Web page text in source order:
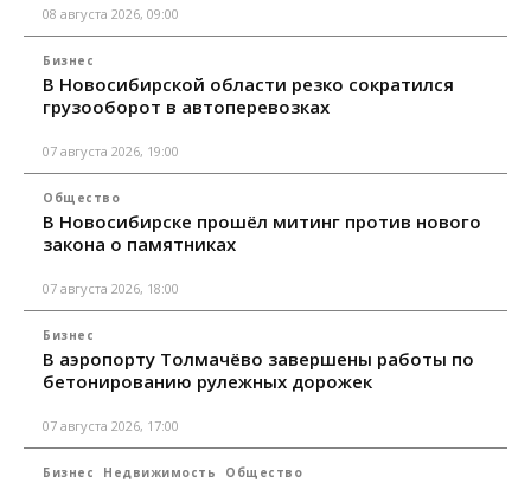
08 августа 2026, 09:00
Бизнес
В Новосибирской области резко сократился
грузооборот в автоперевозках
07 августа 2026, 19:00
Общество
В Новосибирске прошёл митинг против нового
закона о памятниках
07 августа 2026, 18:00
Бизнес
В аэропорту Толмачёво завершены работы по
бетонированию рулежных дорожек
07 августа 2026, 17:00
Бизнес Недвижимость Общество